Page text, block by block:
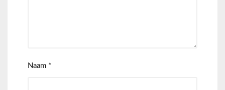
Naam *